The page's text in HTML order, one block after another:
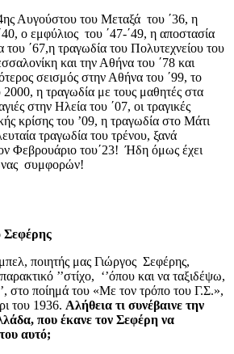
Αυγούστου του Μεταξά του ΄36, η
ο εμφύλιος του ΄47-΄49, η αποστασία
του ΄67,η τραγωδία του Πολυτεχνείου του
και την Αθήνα του ΄78 και
σεισμός στην Αθήνα του ΄99, το
2000, η τραγωδία με τους μαθητές στα
στην Ηλεία του ΄07, οι τραγικές
κρίσης του ’09, η τραγωδία στο Μάτι
τραγωδία του τρένου, ξανά
Φεβρουάριο του΄23! Ήδη όμως έχει
συμφορών!
Σεφέρης
ποιητής μας Γιώργος Σεφέρης,
’’στίχο, ‘’όπου και να ταξιδέψω,
στο ποίημά του «Με τον τρόπο του Γ.Σ.»,
του 1936. Αλήθεια τι συνέβαινε την
που έκανε τον Σεφέρη να
αυτό;